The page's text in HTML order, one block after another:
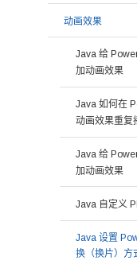
动画效果
Java 给
加动画效果
Java 如何在
动画效果重复
Java 给
加动画效果
Java 自定义
Java 设置
换（换片）方